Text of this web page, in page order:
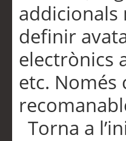
addicionals
definir
electrònics
etc. Només
Torna a